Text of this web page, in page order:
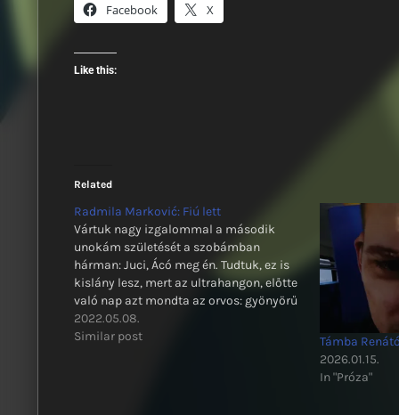
Facebook X
Like this:
Related
Radmila Marković: Fiú lett
Vártuk nagy izgalommal a második
unokám születését a szobámban
hárman: Juci, Ácó meg én. Tudtuk, ez is
kislány lesz, mert az ultrahangon, előtte
való nap azt mondta az orvos: gyönyörű
nagy kislányunk fog születni. Örömmel
vártuk, csak a menyemet féltettük, mert
2022.05.08.
Similar post
Támba
2026.01.15.
In "Próza"